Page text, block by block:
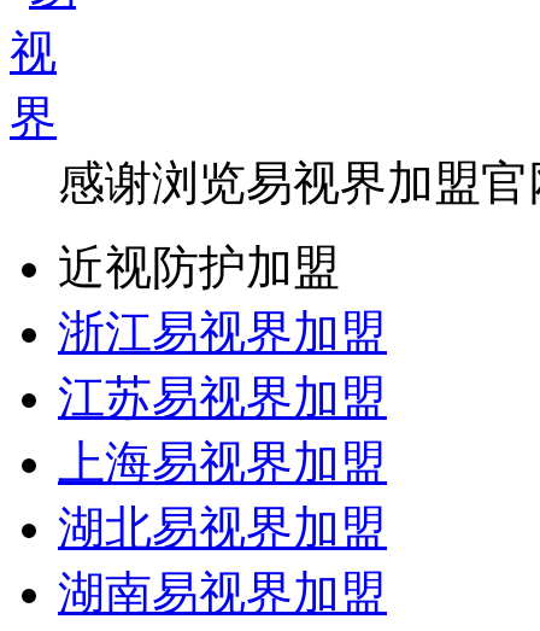
感谢浏览易视界加盟官
近视防护加盟
浙江易视界加盟
江苏易视界加盟
上海易视界加盟
湖北易视界加盟
湖南易视界加盟